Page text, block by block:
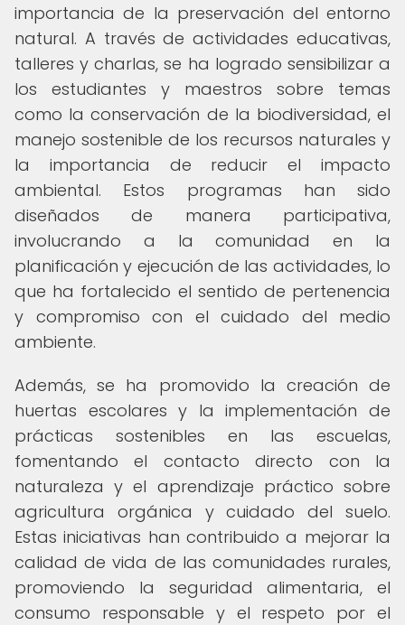
importancia de la preservación del entorno
natural. A través de actividades educativas,
talleres y charlas, se ha logrado sensibilizar a
los estudiantes y maestros sobre temas
como la conservación de la biodiversidad, el
manejo sostenible de los recursos naturales y
la importancia de reducir el impacto
ambiental. Estos programas han sido
diseñados de manera participativa,
involucrando a la comunidad en la
planificación y ejecución de las actividades, lo
que ha fortalecido el sentido de pertenencia
y compromiso con el cuidado del medio
ambiente.
Además, se ha promovido la creación de
huertas escolares y la implementación de
prácticas sostenibles en las escuelas,
fomentando el contacto directo con la
naturaleza y el aprendizaje práctico sobre
agricultura orgánica y cuidado del suelo.
Estas iniciativas han contribuido a mejorar la
calidad de vida de las comunidades rurales,
promoviendo la seguridad alimentaria, el
consumo responsable y el respeto por el